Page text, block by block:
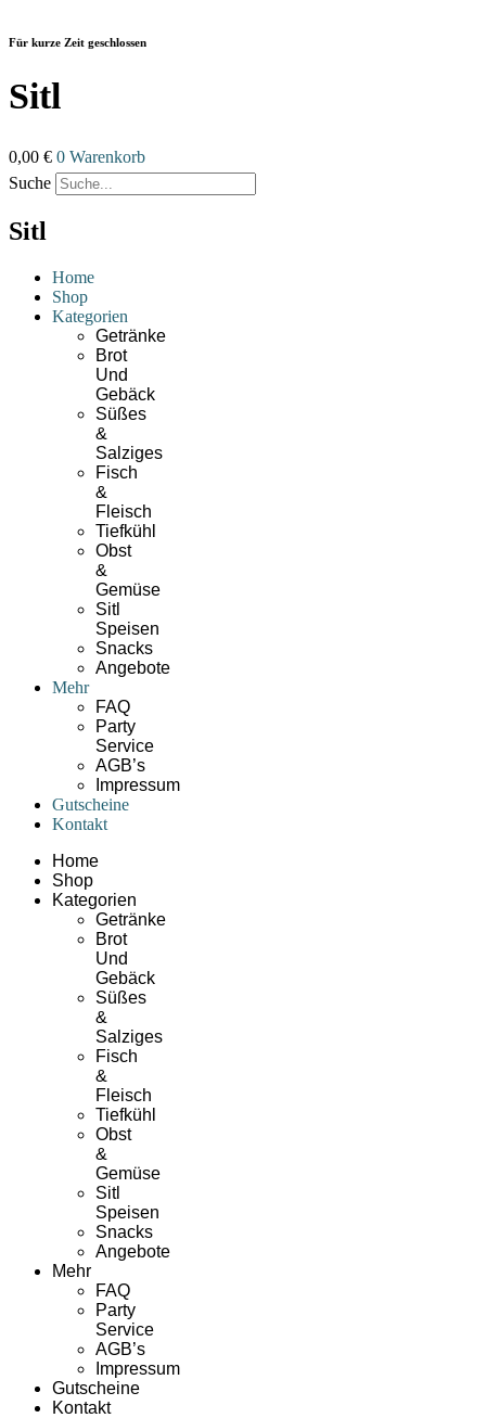
Inhalt
Für kurze Zeit geschlossen
Sitl
0,00 € 0 Warenkorb
Suche
Sitl
Home
Shop
Kategorien
Getränke
Brot
Und
Gebäck
Süßes
&
Salziges
Fisch
&
Fleisch
Tiefkühl
Obst
&
Gemüse
Sitl
Speisen
Snacks
Angebote
Mehr
FAQ
Party
Service
AGB’s
Impressum
Gutscheine
Kontakt
Home
Shop
Kategorien
Getränke
Brot
Und
Gebäck
Süßes
&
Salziges
Fisch
&
Fleisch
Tiefkühl
Obst
&
Gemüse
Sitl
Speisen
Snacks
Angebote
Mehr
FAQ
Party
Service
AGB’s
Impressum
Gutscheine
Kontakt